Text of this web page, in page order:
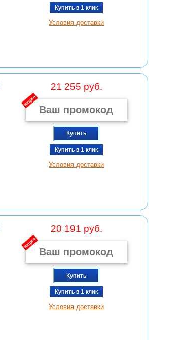
Купить в 1 клик
Условия доставки
21 255 руб.
акция
Купить
Купить в 1 клик
Условия доставки
20 191 руб.
акция
Купить
Купить в 1 клик
Условия доставки